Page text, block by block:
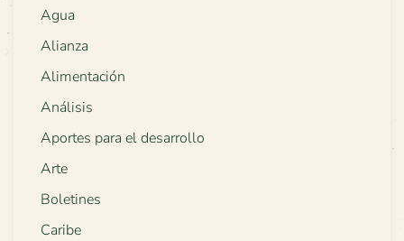
Agua
Alianza
Alimentación
Análisis
Aportes para el desarrollo
Arte
Boletines
Caribe